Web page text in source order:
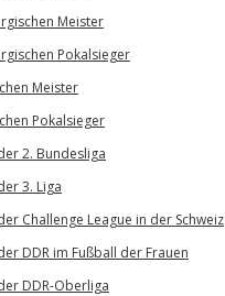
Meister
Pokalsieger
Meister
Pokalsieger
2. Bundesliga
3. Liga
Challenge League in der Schweiz
DDR im Fußball der Frauen
DDR-Oberliga